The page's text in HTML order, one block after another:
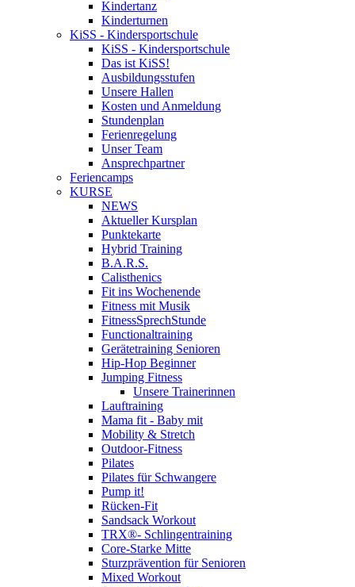
Kindertanz
Kinderturnen
KiSS - Kindersportschule
KiSS - Kindersportschule
Das ist KiSS!
Ausbildungsstufen
Unsere Hallen
Kosten und Anmeldung
Stundenplan
Ferienregelung
Unser Team
Ansprechpartner
Feriencamps
KURSE
NEWS
Aktueller Kursplan
Punktekarte
Hybrid Training
B.A.R.S.
Calisthenics
Fit ins Wochenende
Fitness mit Musik
FitnessSprechStunde
Functionaltraining
Gerätetraining Senioren
Hip-Hop Beginner
Jumping Fitness
Unsere Trainerinnen
Lauftraining
Mama fit - Baby mit
Mobility & Stretch
Outdoor-Fitness
Pilates
Pilates für Schwangere
Pump it!
Rücken-Fit
Sandsack Workout
TRX®- Schlingentraining
Core-Starke Mitte
Sturzprävention für Senioren
Mixed Workout